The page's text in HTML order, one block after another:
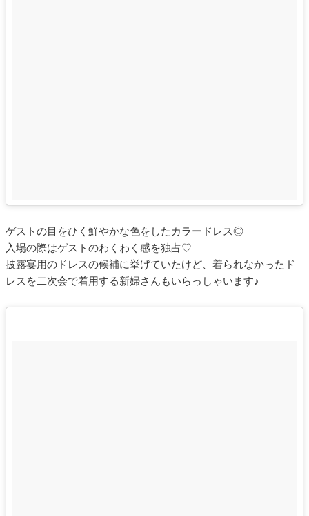
ゲストの目をひく鮮やかな色をしたカラードレス◎
入場の際はゲストのわくわく感を独占♡
披露宴用のドレスの候補に挙げていたけど、着られなかったド
レスを二次会で着用する新婦さんもいらっしゃいます♪